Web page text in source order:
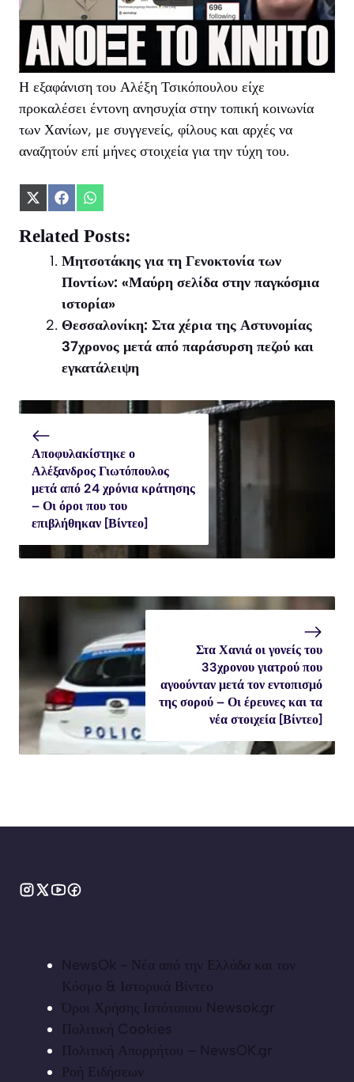
Η εξαφάνιση του Αλέξη Τσικόπουλου είχε
προκαλέσει έντονη ανησυχία στην τοπική κοινωνία
των Χανίων, με συγγενείς, φίλους και αρχές να
αναζητούν επί μήνες στοιχεία για την τύχη του.
Share
X
(Twitter)
Share
Facebook
Share
WhatsApp
Related Posts:
Μητσοτάκης για τη Γενοκτονία των
Ποντίων: «Μαύρη σελίδα στην παγκόσμια
ιστορία»
Θεσσαλονίκη: Στα χέρια της Αστυνομίας
37χρονος μετά από παράσυρση πεζού και
εγκατάλειψη
Αποφυλακίστηκε ο
Αλέξανδρος Γιωτόπουλος
μετά από 24 χρόνια κράτησης
– Οι όροι που του
επιβλήθηκαν [Βίντεο]
Στα Χανιά οι γονείς του
33χρονου γιατρού που
αγοούνταν μετά τον εντοπισμό
της σορού – Οι έρευνες και τα
νέα στοιχεία [Βίντεο]
NewsOk - Νέα από την Ελλάδα και τον
Κόσμο & Ιστορικά Βίντεο
Όροι Χρήσης Ιστότοπου Newsok.gr
Πολιτική Cookies
Πολιτική Απορρήτου – NewsOK.gr
Ροή Ειδήσεων